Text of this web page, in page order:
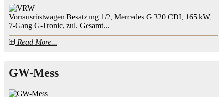
Vorrausrüstwagen Besatzung 1/2, Mercedes G 320 CDI, 165 kW,
7-Gang G-Tronic, zul. Gesamt...
Read More...
GW-Mess